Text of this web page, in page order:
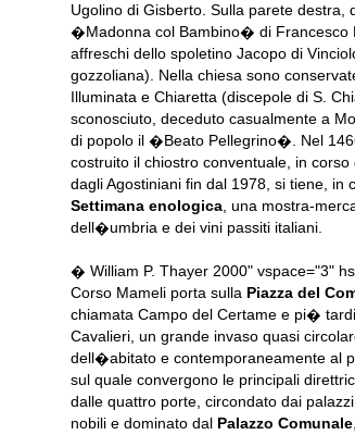
Ugolino di Gisberto. Sulla parete
�Madonna col Bambino� di Francesco
affreschi dello spoletino Jacopo di
gozzoliana). Nella chiesa sono
Illuminata e Chiaretta (discepole di S.
sconosciuto, deceduto casualmente a
di popolo il �Beato Pellegrino�. Nel
costruito il chiostro conventuale, in
dagli Agostiniani fin dal 1978, si tiene, in
Settimana enologica , una mostra-
dell�umbria e dei vini passiti italiani.
� William P. Thayer 2000" vspace="3"
Corso Mameli porta sulla Piazza del
chiamata Campo del Certame e pi�
Cavalieri, un grande invaso quasi
dell�abitato e contemporaneamente al
sul quale convergono le principali
dalle quattro porte, circondato dai
nobili e dominato dal
Palazzo Comunale